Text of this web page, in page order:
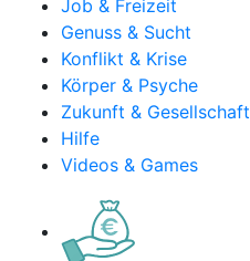
Job & Freizeit
Genuss & Sucht
Konflikt & Krise
Körper & Psyche
Zukunft & Gesellschaft
Hilfe
Videos & Games